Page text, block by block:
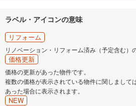
ラベル・アイコンの意味
リフォーム
リノベーション・リフォーム済み（予定含む）
価格更新
価格の更新があった物件です。
複数の価格が表示されている物件に関しまして
あった場合に表示されます。
NEW